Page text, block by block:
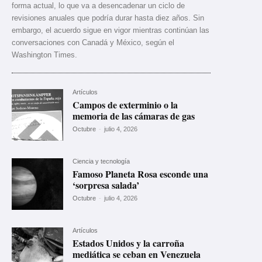
forma actual, lo que va a desencadenar un ciclo de
revisiones anuales que podría durar hasta diez años. Sin
embargo, el acuerdo sigue en vigor mientras continúan las
conversaciones con Canadá y México, según el
Washington Times.
Artículos
Campos de exterminio o la
memoria de las cámaras de gas
Octubre - julio 4, 2026
Ciencia y tecnología
Famoso Planeta Rosa esconde una
‘sorpresa salada’
Octubre - julio 4, 2026
Artículos
Estados Unidos y la carroña
mediática se ceban en Venezuela